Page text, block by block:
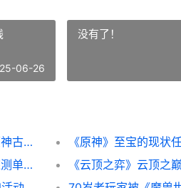
06-26
没有了！
《原神》究古考察最终关完美过关策略 原神古老考察
《原神》至宝的现状
《原神》子探测单元在哪里收集 原神子探测单元采集路线